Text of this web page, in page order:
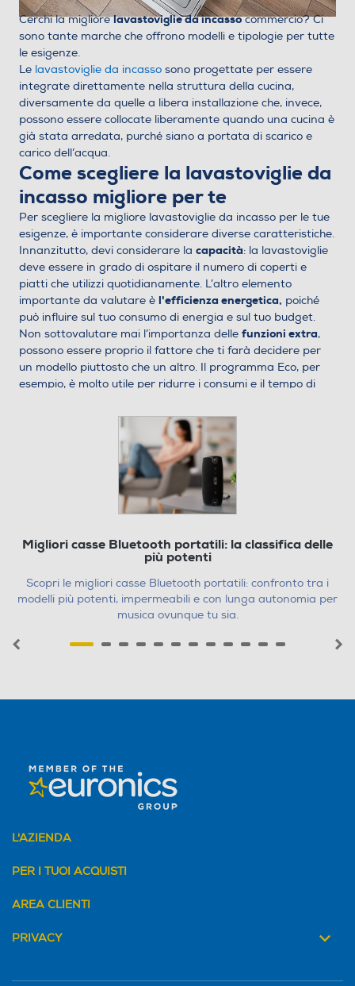
Cerchi la migliorelavastoviglie da incassocommercio? Ci
sono tante marche che offrono modelli e tipologie per tutte
le esigenze.
Le lavastoviglie da incasso sono progettate per essere
integrate direttamente nella struttura della cucina,
diversamente da quelle a libera installazione che, invece,
possono essere collocate liberamente quando una cucina è
già stata arredata, purché siano a portata di scarico e
carico dell’acqua.
Come scegliere la lavastoviglie da
incasso migliore per te
Per scegliere la migliore lavastoviglie da incasso per le tue
esigenze, è importante considerare diverse caratteristiche.
Innanzitutto, devi considerare lacapacità: la lavastoviglie
deve essere in grado di ospitare il numero di coperti e
piatti che utilizzi quotidianamente. L’altro elemento
importante da valutare èl'efficienza energetica, poiché
può influire sul tuo consumo di energia e sul tuo budget.
Non sottovalutare mai l’importanza dellefunzioni extra,
possono essere proprio il fattore che ti farà decidere per
un modello piuttosto che un altro. Il programma Eco, per
esempio, è molto utile per ridurre i consumi e il tempo di
differenza tra lavastoviglie da incasso e lavastoviglie a
libera installazione, tenendo conto dello spazio disponibile
nella tua cucina. Noi abbiamo stilato un elenco dei modelli
più interessanti tra imigliori marchi di lavastoviglie a
per aiutarti a trovare quella giusta per la tua
La classifica delle migliori
lavastoviglie da incasso sul
BEKO - DIN34320 Classe E 13
Tra le migliori marche, la
calici o la funzione mezzo carico.
BOSCH - SMS2ITW11E
Nella gamma Bosch Serie 4 troviamo una delle migliori
lavastoviglie dper chi cerca un modello tecnologico
intelligente. La lavastoviglie da incasso a scomparsa
totale, laBosch SMV4ECX21E
Connectoffre tante opzioni facilissime da attivare grazie
al controllo da remoto, come l'
suggerisce il programma migliore per il carico. Con l'App
puoi anche accedere ai manuali di istruzione o scaricare
programmi di lavaggio aggiuntivi per esigenze specifiche.
sei differenti programmi di lavaggio con funzione
Migliori casse Bluetooth portatili: la classifica delle
più potenti
Scopri le migliori casse Bluetooth portatili: confronto tra i
modelli più potenti, impermeabili e con lunga autonomia per
musica ovunque tu sia.
L'AZIENDA
PER I TUOI ACQUISTI
AREA CLIENTI
PRIVACY